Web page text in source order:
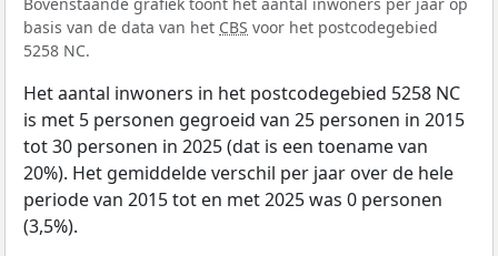
basis van de data van het CBS voor het postcodegebied
5258 NC.
Het aantal inwoners in het postcodegebied 5258 NC
is met 5 personen gegroeid van 25 personen in 2015
tot 30 personen in 2025 (dat is een toename van
20%). Het gemiddelde verschil per jaar over de hele
periode van 2015 tot en met 2025 was 0 personen
(3,5%).